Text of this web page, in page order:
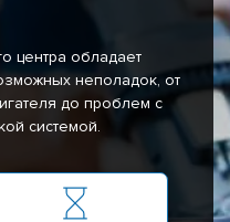
центра обладает
неполадок, от
до проблем с
системой.